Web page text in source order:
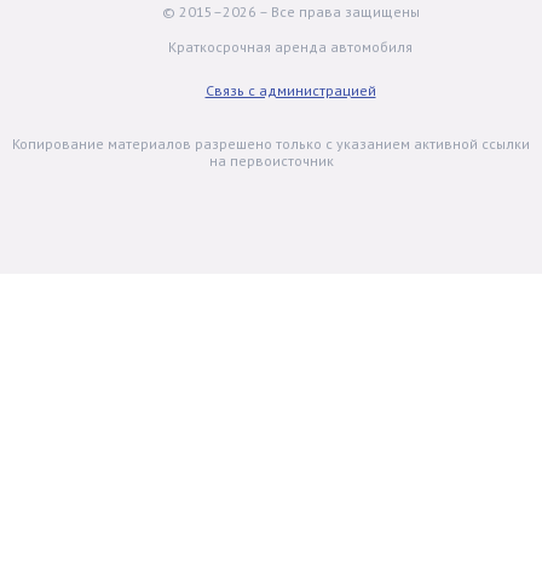
© 2015–2026 – Все права защищены
Краткосрочная аренда автомобиля
Связь с администрацией
Копирование материалов разрешено только с указанием активной ссылки
на первоисточник